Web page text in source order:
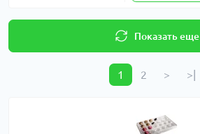
Показать еще
1 2 > >|